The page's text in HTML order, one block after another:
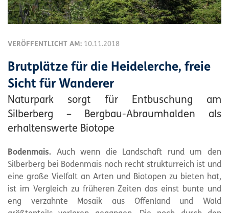
VERÖFFENTLICHT AM: 10.11.2018
Brutplätze für die Heidelerche, freie
Sicht für Wanderer
Naturpark sorgt für Entbuschung am
Silberberg – Bergbau-Abraumhalden als
erhaltenswerte Biotope
Bodenmais. Auch wenn die Landschaft rund um den
Silberberg bei Bodenmais noch recht strukturreich ist und
eine große Vielfalt an Arten und Biotopen zu bieten hat,
ist im Vergleich zu früheren Zeiten das einst bunte und
eng verzahnte Mosaik aus Offenland und Wald